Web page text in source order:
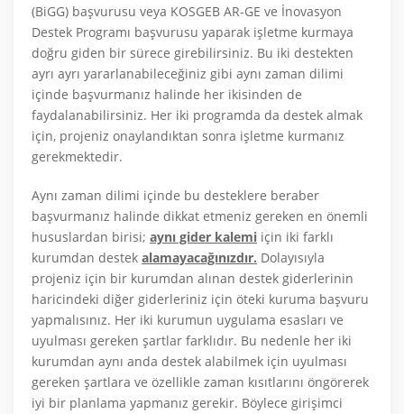
(BiGG) başvurusu veya KOSGEB AR-GE ve İnovasyon
Destek Programı başvurusu yaparak işletme kurmaya
doğru giden bir sürece girebilirsiniz. Bu iki destekten
ayrı ayrı yararlanabileceğiniz gibi aynı zaman dilimi
içinde başvurmanız halinde her ikisinden de
faydalanabilirsiniz. Her iki programda da destek almak
için, projeniz onaylandıktan sonra işletme kurmanız
gerekmektedir.
Aynı zaman dilimi içinde bu desteklere beraber
başvurmanız halinde dikkat etmeniz gereken en önemli
hususlardan birisi; aynı gider kalemi için iki farklı
kurumdan destek alamayacağınızdır. Dolayısıyla
projeniz için bir kurumdan alınan destek giderlerinin
haricindeki diğer giderleriniz için öteki kuruma başvuru
yapmalısınız. Her iki kurumun uygulama esasları ve
uyulması gereken şartlar farklıdır. Bu nedenle her iki
kurumdan aynı anda destek alabilmek için uyulması
gereken şartlara ve özellikle zaman kısıtlarını öngörerek
iyi bir planlama yapmanız gerekir. Böylece girişimci